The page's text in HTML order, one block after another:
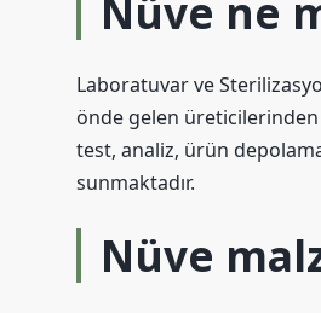
Nüve ne
Laboratuvar ve
önde gelen üreticilerinden
test, analiz, ürün
sunmaktadır.
Nüve